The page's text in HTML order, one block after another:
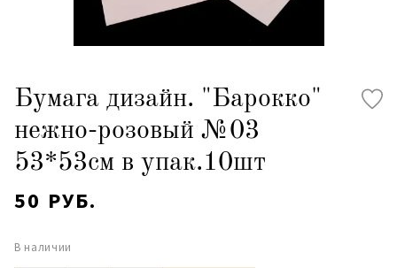
Бумага дизайн. "Барокко"
нежно-розовый №03
53*53см в упак.10шт
50 РУБ.
В наличии